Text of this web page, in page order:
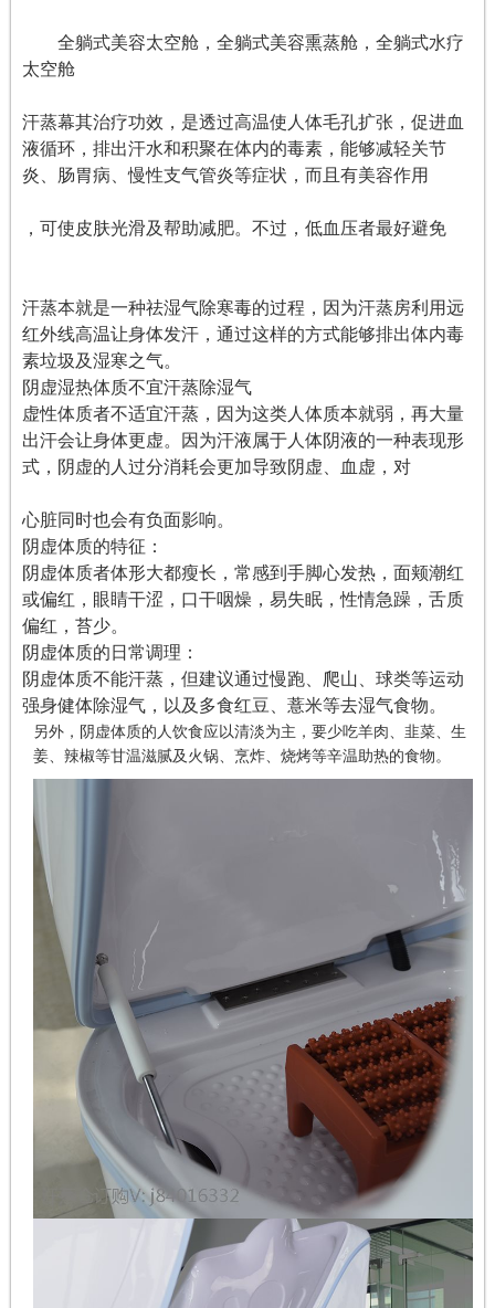
全躺式美容太空舱，全躺式美容熏蒸舱，全躺式水疗
太空舱
汗蒸幕其治疗功效，是透过高温使人体毛孔扩张，促进血
液循环，排出汗水和积聚在体内的毒素，能够减轻关节
炎、肠胃病、慢性支气管炎等症状，而且有美容作用
，可使皮肤光滑及帮助减肥。不过，低血压者最好避免
汗蒸本就是一种祛湿气除寒毒的过程，因为汗蒸房利用远
红外线高温让身体发汗，通过这样的方式能够排出体内毒
素垃圾及湿寒之气。
阴虚湿热体质不宜汗蒸除湿气
虚性体质者不适宜汗蒸，因为这类人体质本就弱，再大量
出汗会让身体更虚。因为汗液属于人体阴液的一种表现形
式，阴虚的人过分消耗会更加导致阴虚、血虚，对
心脏同时也会有负面影响。
阴虚体质的特征：
阴虚体质者体形大都瘦长，常感到手脚心发热，面颊潮红
或偏红，眼睛干涩，口干咽燥，易失眠，性情急躁，舌质
偏红，苔少。
阴虚体质的日常调理：
阴虚体质不能汗蒸，但建议通过慢跑、爬山、球类等运动
强身健体除湿气，以及多食红豆、薏米等去湿气食物。
另外，阴虚体质的人饮食应以清淡为主，要少吃羊肉、韭菜、生
姜、辣椒等甘温滋腻及火锅、烹炸、烧烤等辛温助热的食物。